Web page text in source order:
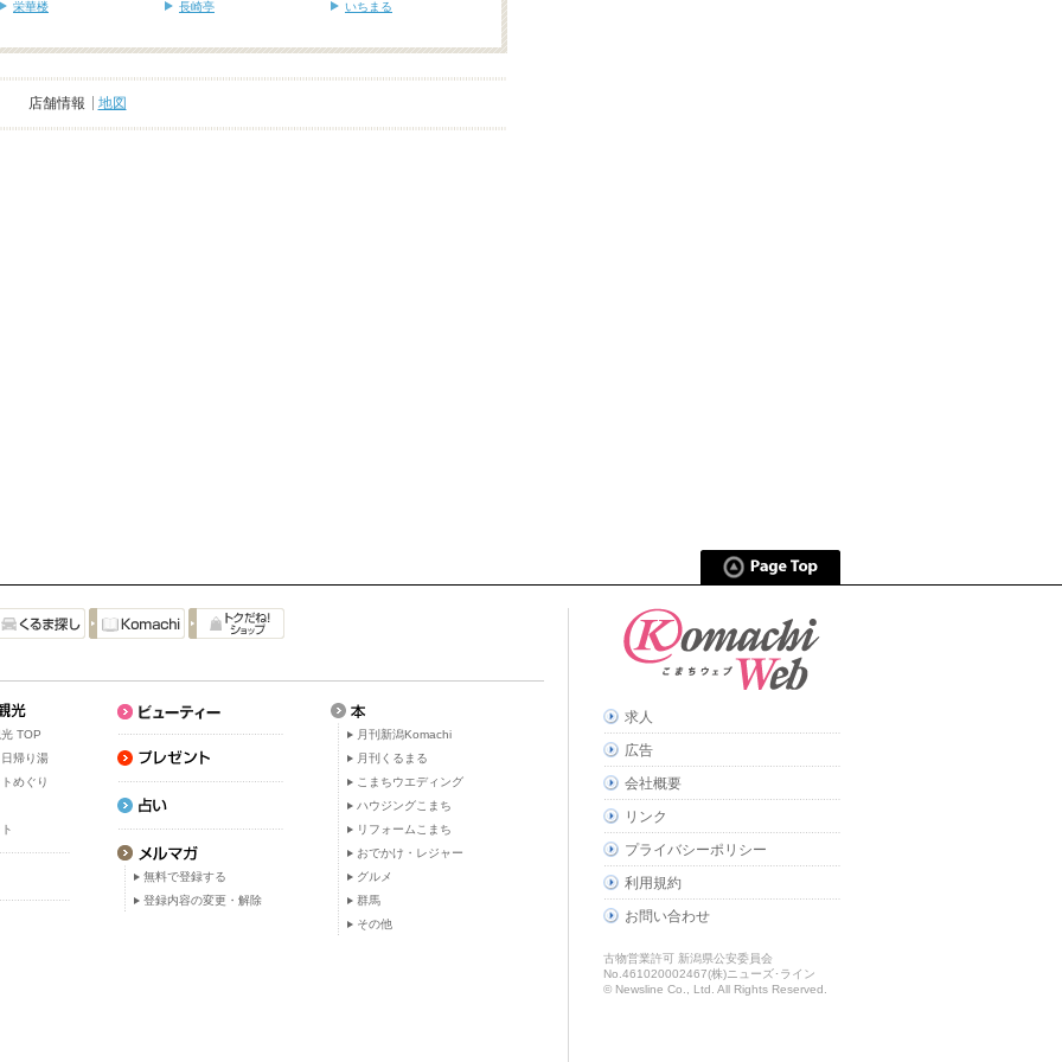
栄華楼 長崎亭 いちまる
店舗情報 地図
TOP
帰り湯
めぐり
無料で登録する
登録内容の変更・解除
月刊新潟Komachi
月刊くるまる
こまちウエディング
ハウジングこまち
リフォームこまち
おでかけ・レジャー
グルメ
群馬
その他
求人
広告
会社概要
リンク
プライバシーポリシー
利用規約
お問い合わせ
古物営業許可 新潟県公安委員会
No.461020002467(株)ニューズ･ライン
© Newsline Co., Ltd. All Rights Reserved.